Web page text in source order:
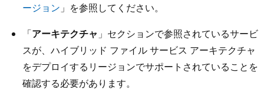
ージョン 」を参照してください。
「アーキテクチャ 」セクションで参照されているサービ
スが、ハイブリッド ファイル サービス アーキテクチャ
をデプロイするリージョンでサポートされていることを
確認する必要があります。